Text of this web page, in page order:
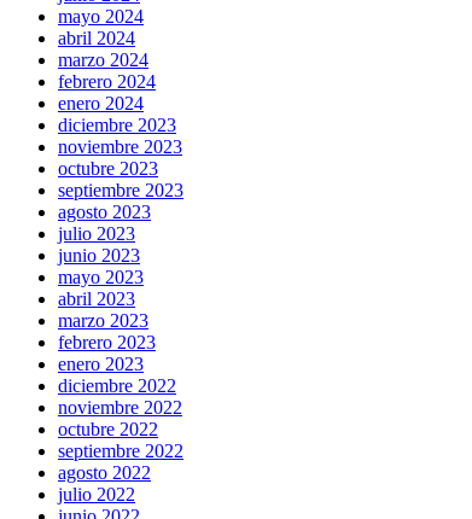
mayo 2024
abril 2024
marzo 2024
febrero 2024
enero 2024
diciembre 2023
noviembre 2023
octubre 2023
septiembre 2023
agosto 2023
julio 2023
junio 2023
mayo 2023
abril 2023
marzo 2023
febrero 2023
enero 2023
diciembre 2022
noviembre 2022
octubre 2022
septiembre 2022
agosto 2022
julio 2022